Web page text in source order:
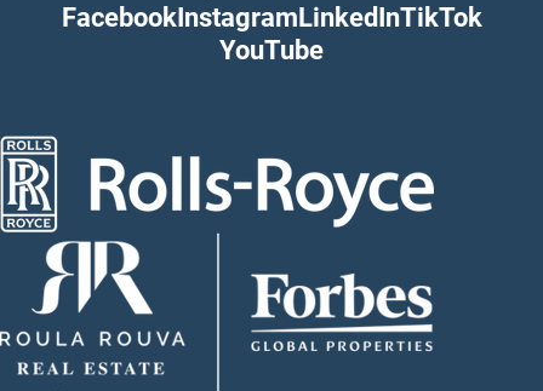
FacebookInstagramLinkedInTikTok
YouTube